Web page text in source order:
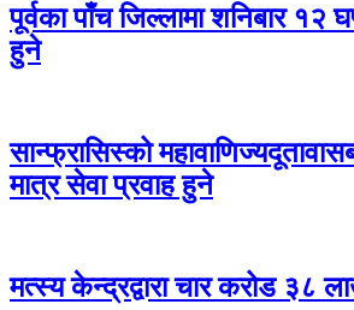
पूर्वका पाँच जिल्लामा शनिबार १२
हुने
सान्फ्रासिस्को
मात्र सेवा प्रवाह हुने
मत्स्य केन्द्रद्वारा चार करोड ३८